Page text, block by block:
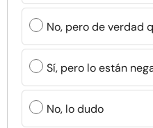
No, pero de verdad
Sí, pero lo están
No, lo dudo